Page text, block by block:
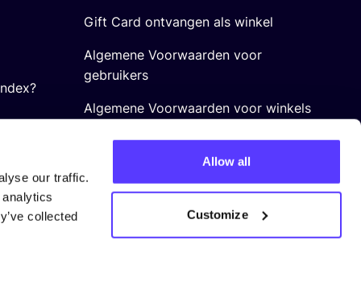
our traffic.
collected
Allow all
Customize
Gift Card ontvangen als winkel
Algemene Voorwaarden voor
gebruikers
Algemene Voorwaarden voor winkels